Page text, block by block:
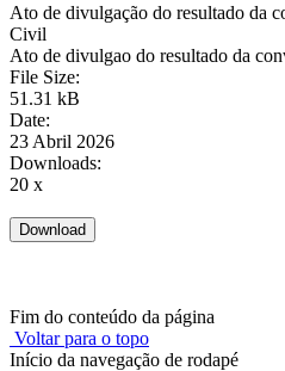
Ato de divulgação do resultado da
Civil
Ato de divulgao do resultado da
File Size:
51.31 kB
Date:
23 Abril 2026
Downloads:
20 x
Fim do conteúdo da página
Voltar para o topo
Início da navegação de rodapé